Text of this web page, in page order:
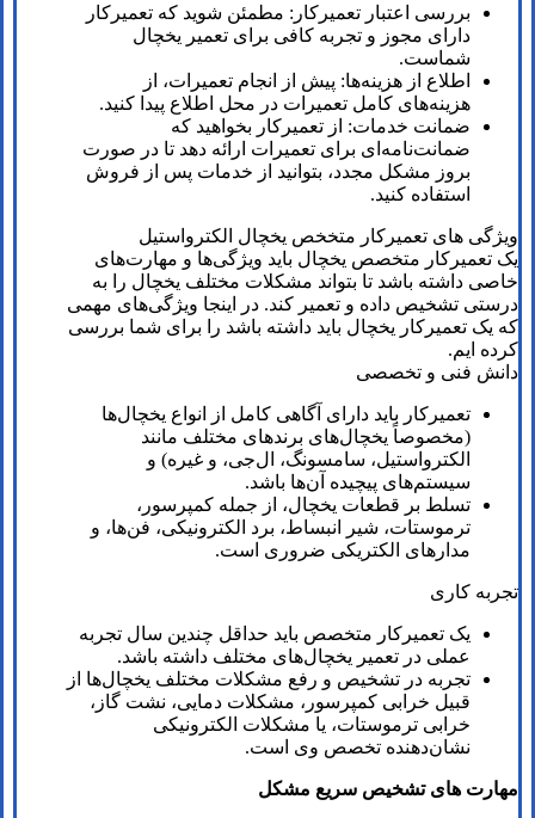
بررسی اعتبار تعمیرکار: مطمئن شوید که تعمیرکار
دارای مجوز و تجربه کافی برای تعمیر یخچال
شماست.
اطلاع از هزینه‌ها: پیش از انجام تعمیرات، از
هزینه‌های کامل تعمیرات در محل اطلاع پیدا کنید.
ضمانت خدمات: از تعمیرکار بخواهید که
ضمانت‌نامه‌ای برای تعمیرات ارائه دهد تا در صورت
بروز مشکل مجدد، بتوانید از خدمات پس از فروش
استفاده کنید.
ویژگی های تعمیرکار متخخص یخچال الکترواستیل
یک تعمیرکار متخصص یخچال باید ویژگی‌ها و مهارت‌های
خاصی داشته باشد تا بتواند مشکلات مختلف یخچال‌ را به
درستی تشخیص داده و تعمیر کند. در اینجا ویژگی‌های مهمی
که یک تعمیرکار یخچال باید داشته باشد را برای شما بررسی
کرده ایم.
دانش فنی و تخصصی
تعمیرکار باید دارای آگاهی کامل از انواع یخچال‌ها
(مخصوصاً یخچال‌های برندهای مختلف مانند
الکترواستیل، سامسونگ، ال‌جی، و غیره) و
سیستم‌های پیچیده آن‌ها باشد.
تسلط بر قطعات یخچال، از جمله کمپرسور،
ترموستات، شیر انبساط، برد الکترونیکی، فن‌ها، و
مدارهای الکتریکی ضروری است.
تجربه کاری
یک تعمیرکار متخصص باید حداقل چندین سال تجربه
عملی در تعمیر یخچال‌های مختلف داشته باشد.
تجربه در تشخیص و رفع مشکلات مختلف یخچال‌ها از
قبیل خرابی کمپرسور، مشکلات دمایی، نشت گاز،
خرابی ترموستات، یا مشکلات الکترونیکی
نشان‌دهنده تخصص وی است.
مهارت‌ های تشخیص سریع مشکل